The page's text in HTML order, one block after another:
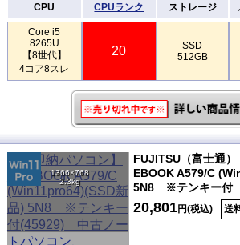
CPU CPUランク ストレージ
Core i5
8265U
【8世代】
4コア8スレ
20
SSD
512GB
1366×768
2.3kg
FUJITSU（富士通
EBOOK A579/C
5N8 ※テンキー付
20,801円(税込) 送